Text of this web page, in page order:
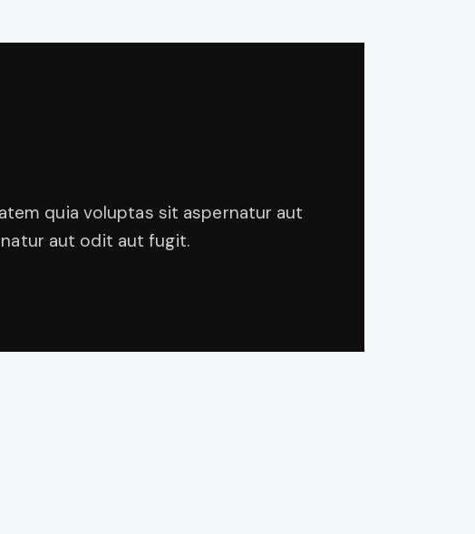
quia voluptas sit aspernatur aut
aut odit aut fugit.